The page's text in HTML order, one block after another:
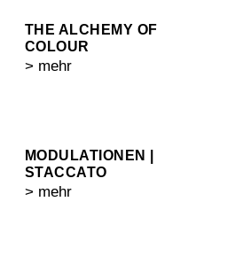
THE ALCHEMY OF
COLOUR
> mehr
MODULATIONEN |
STACCATO
> mehr